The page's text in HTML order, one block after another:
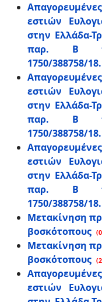
εστιών
στην Ελλάδα-
παρ. Β
1750/388758/
εστιών
στην Ελλάδα-
παρ. Β
1750/388758/
εστιών
στην Ελλάδα-
παρ. Β
1750/388758/
Μετακίνηση
βοσκότοπους
Μετακίνηση
βοσκότοπους
εστιών